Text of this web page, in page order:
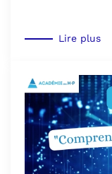
Lire plus